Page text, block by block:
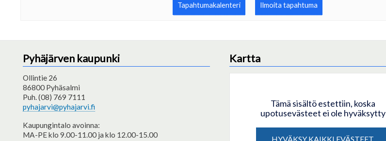
Tapahtumakalenteri Ilmoita tapahtuma
Pyhäjärven kaupunki
Ollintie 26
86800 Pyhäsalmi
Puh. (08) 769 7111
pyhajarvi@pyhajarvi.fi
Kaupungintalo avoinna:
MA-PE klo 9.00-11.00 ja klo 12.00-15.00
Kartta
Tämä sisältö estettiin, koska
upotusevästeet ei ole hyväksytty
HYVÄKSY KAIKKI EVÄSTEET